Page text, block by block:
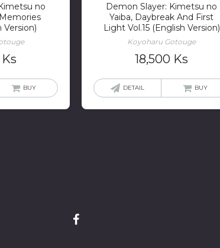
no
Version)
Ks
BUY
Demon Slayer: Kimetsu no
Yaiba, Daybreak And First
Light Vol.15 (English Version)
Koyoharu Gotouge
18,500 Ks
DETAIL BUY